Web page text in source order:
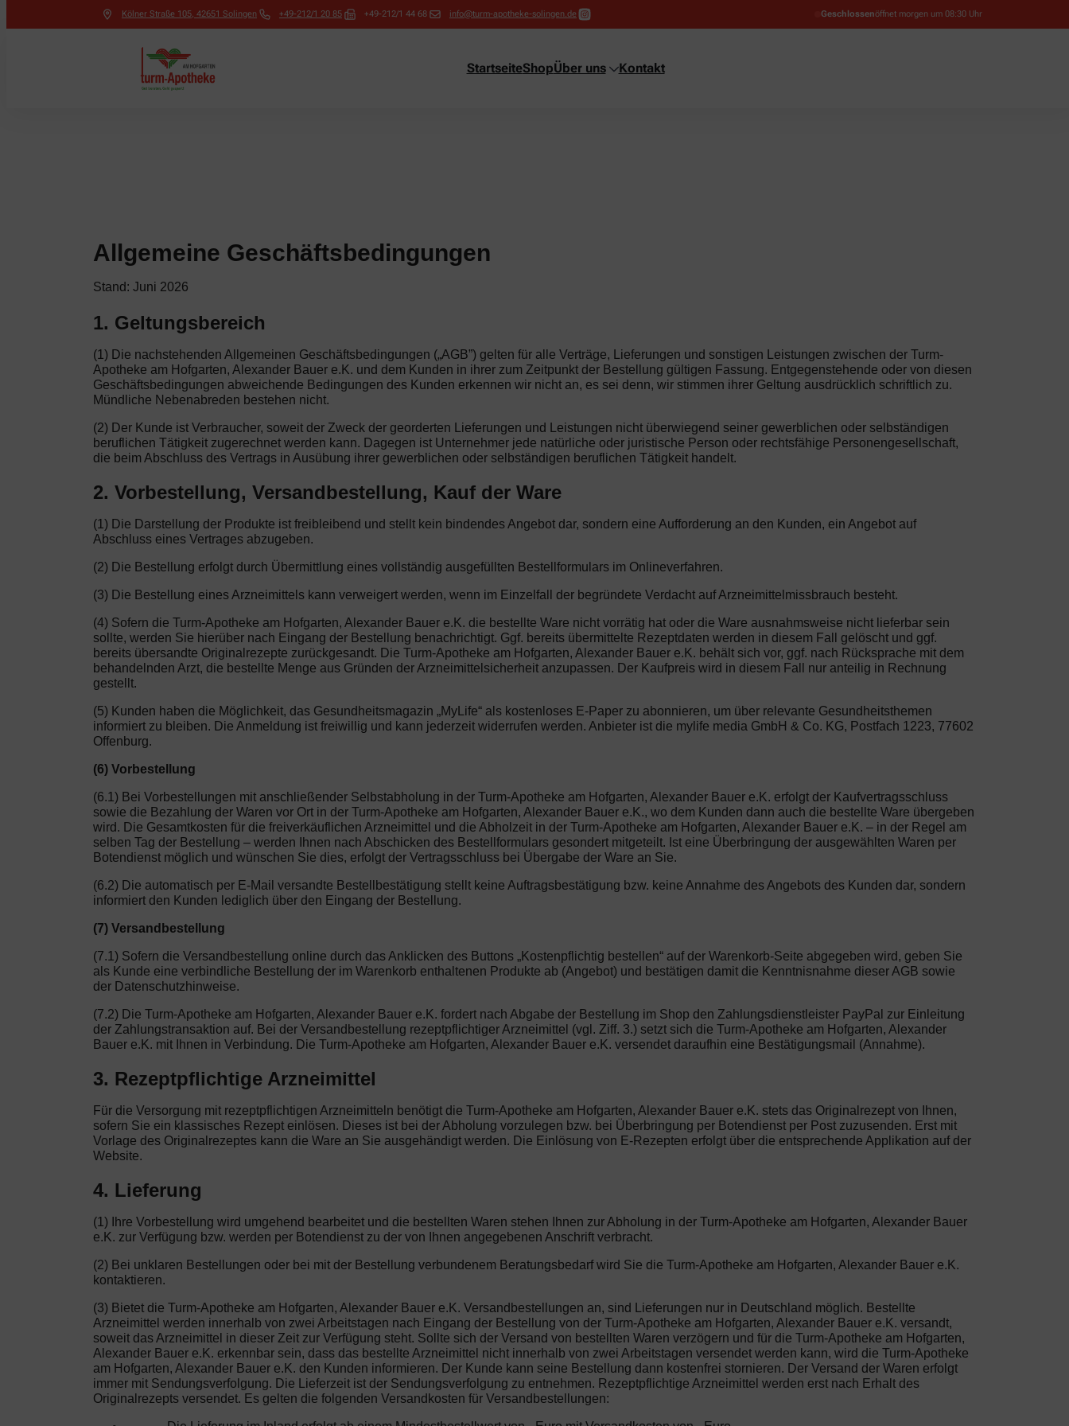
Kölner Straße 105, 42651 Solingen +49-212/1 20 85 +49-212/1 44 68 info@turm-apotheke-solingen.de Geschlossenöffnet morgen um 08:30 Uhr
StartseiteShopÜber uns Kontakt
Allgemeine Geschäftsbedingungen
Stand: Juni 2026
1. Geltungsbereich
(1) Die nachstehenden Allgemeinen Geschäftsbedingungen („AGB”) gelten für alle Verträge, Lieferungen und sonstigen Leistungen zwischen der Turm-
Apotheke am Hofgarten, Alexander Bauer e.K. und dem Kunden in ihrer zum Zeitpunkt der Bestellung gültigen Fassung. Entgegenstehende oder von diesen
Geschäftsbedingungen abweichende Bedingungen des Kunden erkennen wir nicht an, es sei denn, wir stimmen ihrer Geltung ausdrücklich schriftlich zu.
Mündliche Nebenabreden bestehen nicht.
(2) Der Kunde ist Verbraucher, soweit der Zweck der georderten Lieferungen und Leistungen nicht überwiegend seiner gewerblichen oder selbständigen
beruflichen Tätigkeit zugerechnet werden kann. Dagegen ist Unternehmer jede natürliche oder juristische Person oder rechtsfähige Personengesellschaft,
die beim Abschluss des Vertrags in Ausübung ihrer gewerblichen oder selbständigen beruflichen Tätigkeit handelt.
2. Vorbestellung, Versandbestellung, Kauf der Ware
(1) Die Darstellung der Produkte ist freibleibend und stellt kein bindendes Angebot dar, sondern eine Aufforderung an den Kunden, ein Angebot auf
Abschluss eines Vertrages abzugeben.
(2) Die Bestellung erfolgt durch Übermittlung eines vollständig ausgefüllten Bestellformulars im Onlineverfahren.
(3) Die Bestellung eines Arzneimittels kann verweigert werden, wenn im Einzelfall der begründete Verdacht auf Arzneimittelmissbrauch besteht.
(4) Sofern die Turm-Apotheke am Hofgarten, Alexander Bauer e.K. die bestellte Ware nicht vorrätig hat oder die Ware ausnahmsweise nicht lieferbar sein
sollte, werden Sie hierüber nach Eingang der Bestellung benachrichtigt. Ggf. bereits übermittelte Rezeptdaten werden in diesem Fall gelöscht und ggf.
bereits übersandte Originalrezepte zurückgesandt. Die Turm-Apotheke am Hofgarten, Alexander Bauer e.K. behält sich vor, ggf. nach Rücksprache mit dem
behandelnden Arzt, die bestellte Menge aus Gründen der Arzneimittelsicherheit anzupassen. Der Kaufpreis wird in diesem Fall nur anteilig in Rechnung
gestellt.
(5) Kunden haben die Möglichkeit, das Gesundheitsmagazin „MyLife“ als kostenloses E-Paper zu abonnieren, um über relevante Gesundheitsthemen
informiert zu bleiben. Die Anmeldung ist freiwillig und kann jederzeit widerrufen werden. Anbieter ist die mylife media GmbH & Co. KG, Postfach 1223, 77602
Offenburg.
(6) Vorbestellung
(6.1) Bei Vorbestellungen mit anschließender Selbstabholung in der Turm-Apotheke am Hofgarten, Alexander Bauer e.K. erfolgt der Kaufvertragsschluss
sowie die Bezahlung der Waren vor Ort in der Turm-Apotheke am Hofgarten, Alexander Bauer e.K., wo dem Kunden dann auch die bestellte Ware übergeben
wird. Die Gesamtkosten für die freiverkäuflichen Arzneimittel und die Abholzeit in der Turm-Apotheke am Hofgarten, Alexander Bauer e.K. – in der Regel am
selben Tag der Bestellung – werden Ihnen nach Abschicken des Bestellformulars gesondert mitgeteilt. Ist eine Überbringung der ausgewählten Waren per
Botendienst möglich und wünschen Sie dies, erfolgt der Vertragsschluss bei Übergabe der Ware an Sie.
(6.2) Die automatisch per E-Mail versandte Bestellbestätigung stellt keine Auftragsbestätigung bzw. keine Annahme des Angebots des Kunden dar, sondern
informiert den Kunden lediglich über den Eingang der Bestellung.
(7) Versandbestellung
(7.1) Sofern die Versandbestellung online durch das Anklicken des Buttons „Kostenpflichtig bestellen“ auf der Warenkorb-Seite abgegeben wird, geben Sie
als Kunde eine verbindliche Bestellung der im Warenkorb enthaltenen Produkte ab (Angebot) und bestätigen damit die Kenntnisnahme dieser AGB sowie
der Datenschutzhinweise.
(7.2) Die Turm-Apotheke am Hofgarten, Alexander Bauer e.K. fordert nach Abgabe der Bestellung im Shop den Zahlungsdienstleister PayPal zur Einleitung
der Zahlungstransaktion auf. Bei der Versandbestellung rezeptpflichtiger Arzneimittel (vgl. Ziff. 3.) setzt sich die Turm-Apotheke am Hofgarten, Alexander
Bauer e.K. mit Ihnen in Verbindung. Die Turm-Apotheke am Hofgarten, Alexander Bauer e.K. versendet daraufhin eine Bestätigungsmail (Annahme).
3. Rezeptpflichtige Arzneimittel
Für die Versorgung mit rezeptpflichtigen Arzneimitteln benötigt die Turm-Apotheke am Hofgarten, Alexander Bauer e.K. stets das Originalrezept von Ihnen,
sofern Sie ein klassisches Rezept einlösen. Dieses ist bei der Abholung vorzulegen bzw. bei Überbringung per Botendienst per Post zuzusenden. Erst mit
Vorlage des Originalrezeptes kann die Ware an Sie ausgehändigt werden. Die Einlösung von E-Rezepten erfolgt über die entsprechende Applikation auf der
Website.
4. Lieferung
(1) Ihre Vorbestellung wird umgehend bearbeitet und die bestellten Waren stehen Ihnen zur Abholung in der Turm-Apotheke am Hofgarten, Alexander Bauer
e.K. zur Verfügung bzw. werden per Botendienst zu der von Ihnen angegebenen Anschrift verbracht.
(2) Bei unklaren Bestellungen oder bei mit der Bestellung verbundenem Beratungsbedarf wird Sie die Turm-Apotheke am Hofgarten, Alexander Bauer e.K.
kontaktieren.
(3) Bietet die Turm-Apotheke am Hofgarten, Alexander Bauer e.K. Versandbestellungen an, sind Lieferungen nur in Deutschland möglich. Bestellte
Arzneimittel werden innerhalb von zwei Arbeitstagen nach Eingang der Bestellung von der Turm-Apotheke am Hofgarten, Alexander Bauer e.K. versandt,
soweit das Arzneimittel in dieser Zeit zur Verfügung steht. Sollte sich der Versand von bestellten Waren verzögern und für die Turm-Apotheke am Hofgarten,
Alexander Bauer e.K. erkennbar sein, dass das bestellte Arzneimittel nicht innerhalb von zwei Arbeitstagen versendet werden kann, wird die Turm-Apotheke
am Hofgarten, Alexander Bauer e.K. den Kunden informieren. Der Kunde kann seine Bestellung dann kostenfrei stornieren. Der Versand der Waren erfolgt
immer mit Sendungsverfolgung. Die Lieferzeit ist der Sendungsverfolgung zu entnehmen. Rezeptpflichtige Arzneimittel werden erst nach Erhalt des
Originalrezepts versendet. Es gelten die folgenden Versandkosten für Versandbestellungen: